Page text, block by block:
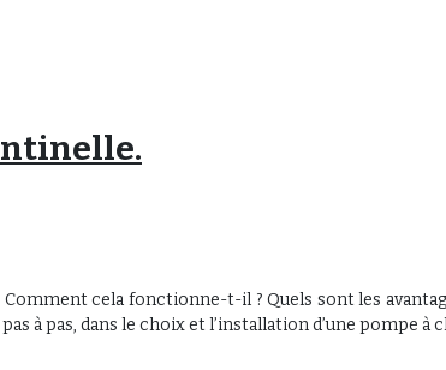
Comment cela fonctionne-t-il ? Quels sont les
à pas, dans le choix et l’installation d’une pompe à